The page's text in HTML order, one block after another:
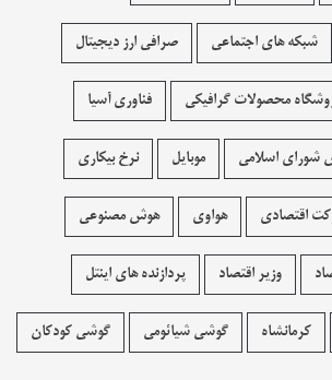
شبکه های اجتماعی صرافی ارز دیجیتال
محصولات گرافيکی فناوری آسیا
شورای اسلامی موبایل نرخ بیکاری
اقتصادی هواوی هوش مصنوعی
وزیر اقتصاد پردازنده های اینتل
کرمانشاه گوشی شیائومی گوشی کودکان